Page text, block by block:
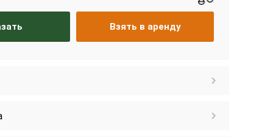
Взять в аренду